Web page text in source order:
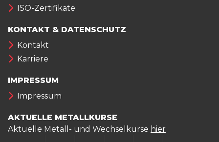
ISO-Zertifikate
KONTAKT & DATENSCHUTZ
Kontakt
Karriere
IMPRESSUM
Impressum
AKTUELLE METALLKURSE
Aktuelle Metall- und Wechselkurse hier